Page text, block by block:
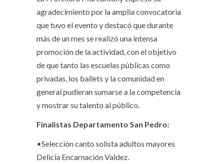
agradecimiento por la amplia convocatoria
que tuvo el evento y destacó que durante
más de un mes se realizó una intensa
promoción de la actividad, con el objetivo
de que tanto las escuelas públicas como
privadas, los ballets y la comunidad en
general pudieran sumarse a la competencia
y mostrar su talento al público.
Finalistas Departamento San Pedro:
•Selección canto solista adultos mayores
Delicia Encarnación Valdez.